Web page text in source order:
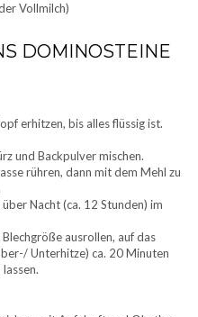
Vollmilch)
DOMINOSTEINE
erhitzen, bis alles flüssig ist.
und Backpulver mischen.
rühren, dann mit dem Mehl zu
Nacht (ca. 12 Stunden) im
ausrollen, auf das
Unterhitze) ca. 20 Minuten